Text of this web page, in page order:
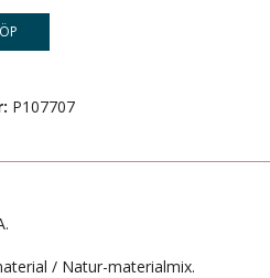
P107707
/ Natur-materialmix.